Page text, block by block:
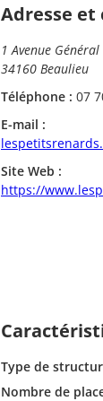
Adresse et
1 Avenue
34160 Beaulieu
Téléphone : 07
E-mail :
Site Web :
https://
Type de
Nombre de